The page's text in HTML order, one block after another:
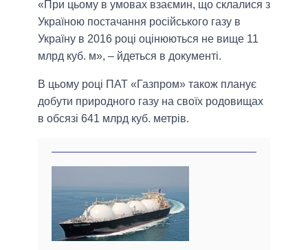
«При цьому в умовах взаємин, що склалися з
Україною постачання російського газу в
Україну в 2016 році оцінюються не вище 11
млрд куб. м», – йдеться в документі.
В цьому році ПАТ «Газпром» також планує
добути природного газу на своїх родовищах
в обсязі 641 млрд куб. метрів.